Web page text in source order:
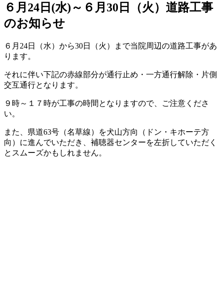
６月24日(水)～６月30日（火）道路工事
のお知らせ
６月24日（水）から30日（火）まで当院周辺の道路工事があ
ります。
それに伴い下記の赤線部分が通行止め・一方通行解除・片側
交互通行となります。
９時～１７時が工事の時間となりますので、ご注意くださ
い。
また、県道63号（名草線）を犬山方向（ドン・キホーテ方
向）に進んでいただき、補聴器センターを左折していただく
とスムーズかもしれません。